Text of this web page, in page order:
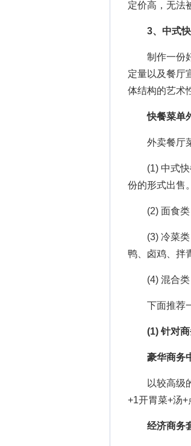
定价高，无法
3、中式
制作一份好
定量以及餐厅
体结构的艺术
快餐菜单
外卖餐厅菜
(1) 中式快餐
份的形式出售。
(2) 面食类：
(3) 冷菜类：
鸭、卤鸡、拌
(4) 混合类：
下面推荐一
(1) 针对商
豪华商务
以较高级的
+1开胃菜+汤+
经济商务